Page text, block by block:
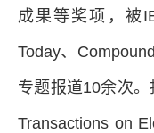
成果等奖项， 被
Today、
专题报道10余次。
Transactions on